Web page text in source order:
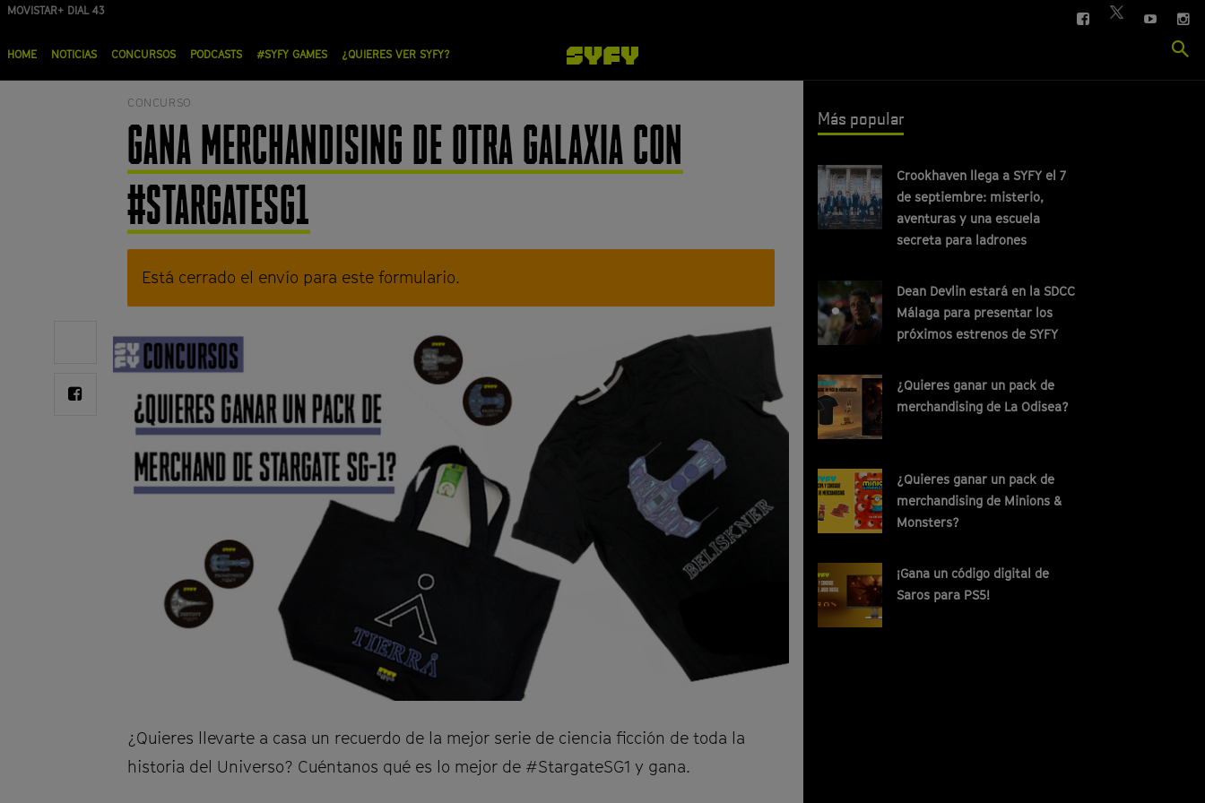
Pasar
contenido
MOVISTAR+ DIAL 43
FACEBOOK
TWITTER
YOUTUBE
principal
HOME NOTICIAS CONCURSOS PODCASTS #SYFY GAMES ¿QUIERES VER SYFY?
CONCURSO
GANA MERCHANDISING DE OTRA GALAXIA CON
#STARGATESG1
M
e
n
s
a
j
e
d
n
c
Está cerrado el envío para este formulario.
Share
Twitter
Share
Facebook
¿Quieres llevarte a casa un recuerdo de la mejor serie de ciencia ficción de toda la
historia del Universo? Cuéntanos qué es lo mejor de #StargateSG1 y gana.
Más popular
Crookhaven llega a SYFY el 7
de septiembre: misterio,
aventuras y una escuela
secreta para ladrones
Dean Devlin estará en la SDCC
Málaga para presentar los
próximos estrenos de SYFY
¿Quieres ganar un pack de
merchandising de La Odisea?
¿Quieres ganar un pack de
merchandising de Minions &
Monsters?
¡Gana un código digital de
Saros para PS5!